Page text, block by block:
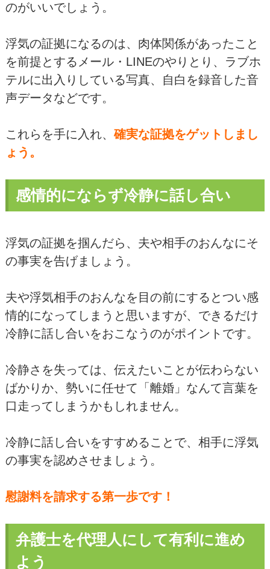
のがいいでしょう。
浮気の証拠になるのは、肉体関係があったこと
を前提とするメール・LINEのやりとり、ラブホ
テルに出入りしている写真、自白を録音した音
声データなどです。
これらを手に入れ、確実な証拠をゲットしまし
ょう。
感情的にならず冷静に話し合い
浮気の証拠を掴んだら、夫や相手のおんなにそ
の事実を告げましょう。
夫や浮気相手のおんなを目の前にするとつい感
情的になってしまうと思いますが、できるだけ
冷静に話し合いをおこなうのがポイントです。
冷静さを失っては、伝えたいことが伝わらない
ばかりか、勢いに任せて「離婚」なんて言葉を
口走ってしまうかもしれません。
冷静に話し合いをすすめることで、相手に浮気
の事実を認めさせましょう。
慰謝料を請求する第一歩です！
弁護士を代理人にして有利に進め
よう